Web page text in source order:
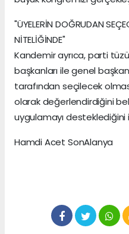
"ÜYELERİN DOĞRUDAN
NİTELİĞİNDE"
Kandemir ayrıca, parti
başkanları ile genel
tarafından seçilecek
olarak değerlendirdiğini
uygulamayı
Hamdi Acet SonAlanya